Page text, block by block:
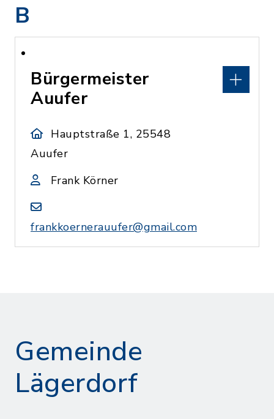
B
Bürgermeister
Auufer
Hauptstraße 1, 25548
Auufer
Frank Körner
frankkoernerauufer@gmail.com
Gemeinde
Lägerdorf